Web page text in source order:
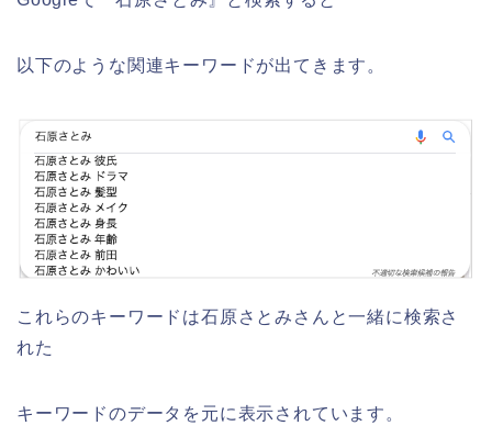
以下のような関連キーワードが出てきます。
これらのキーワードは石原さとみさんと一緒に検索さ
れた
キーワードのデータを元に表示されています。